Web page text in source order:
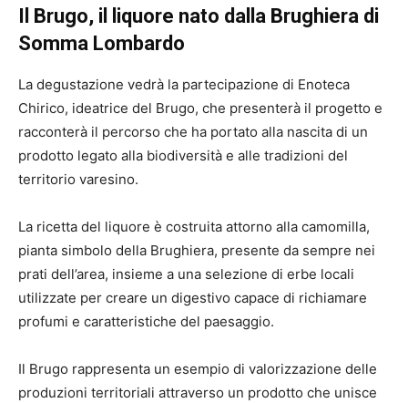
Il Brugo, il liquore nato dalla Brughiera di
Somma Lombardo
La degustazione vedrà la partecipazione di Enoteca
Chirico, ideatrice del Brugo, che presenterà il progetto e
racconterà il percorso che ha portato alla nascita di un
prodotto legato alla biodiversità e alle tradizioni del
territorio varesino.
La ricetta del liquore è costruita attorno alla camomilla,
pianta simbolo della Brughiera, presente da sempre nei
prati dell’area, insieme a una selezione di erbe locali
utilizzate per creare un digestivo capace di richiamare
profumi e caratteristiche del paesaggio.
Il Brugo rappresenta un esempio di valorizzazione delle
produzioni territoriali attraverso un prodotto che unisce